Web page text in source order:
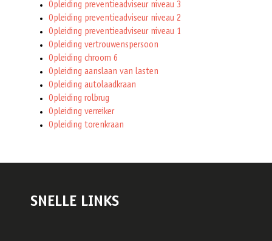
Opleiding preventieadviseur niveau 3
Opleiding preventieadviseur niveau 2
Opleiding preventieadviseur niveau 1
Opleiding vertrouwenspersoon
Opleiding chroom 6
Opleiding aanslaan van lasten
Opleiding autolaadkraan
Opleiding rolbrug
Opleiding verreiker
Opleiding torenkraan
SNELLE LINKS